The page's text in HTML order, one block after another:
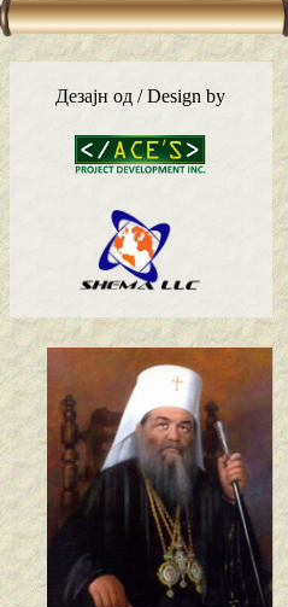
Дезајн од / Design by